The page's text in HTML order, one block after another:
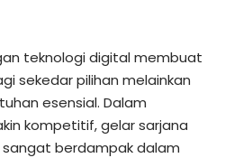
teknologi digital membuat
sekedar pilihan melainkan
esensial. Dalam
kompetitif, gelar sarjana
sangat berdampak dalam